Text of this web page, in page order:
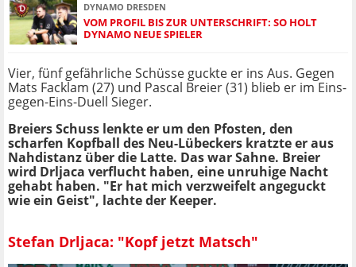
DYNAMO DRESDEN
VOM PROFIL BIS ZUR UNTERSCHRIFT: SO HOLT
DYNAMO NEUE SPIELER
Vier, fünf gefährliche Schüsse guckte er ins Aus. Gegen
Mats Facklam (27) und Pascal Breier (31) blieb er im Eins-
gegen-Eins-Duell Sieger.
Breiers Schuss lenkte er um den Pfosten, den
scharfen Kopfball des Neu-Lübeckers kratzte er aus
Nahdistanz über die Latte. Das war Sahne. Breier
wird Drljaca verflucht haben, eine unruhige Nacht
gehabt haben. "Er hat mich verzweifelt angeguckt
wie ein Geist", lachte der Keeper.
Stefan Drljaca: "Kopf jetzt Matsch"